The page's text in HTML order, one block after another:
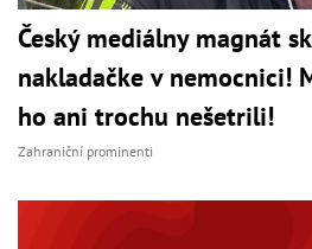
Český mediálny magnát
nakladačke v nemocnici!
ho ani trochu nešetrili!
Zahraniční prominenti